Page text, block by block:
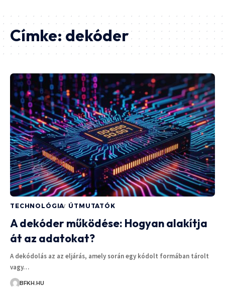
Címke:dekóder
TECHNOLÓGIA ÚTMUTATÓK
A dekóder működése: Hogyan alakítja
át az adatokat?
A dekódolás az az eljárás, amely során egy kódolt formában tárolt
vagy…
BFKH.HU